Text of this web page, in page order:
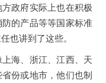
政府实际上也在积极
的产品等等国家标准
也讲到了这些。
海、浙江、江西、天
份或地市，他们也制